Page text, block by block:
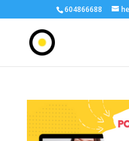
604866688